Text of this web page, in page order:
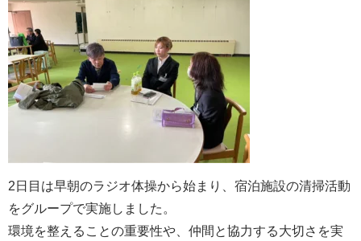
2日目は早朝のラジオ体操から始まり、宿泊施設の清掃活動
をグループで実施しました。
環境を整えることの重要性や、仲間と協力する大切さを実